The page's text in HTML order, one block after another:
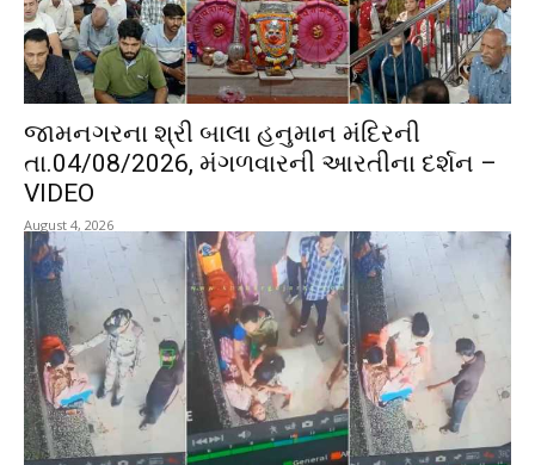
જામનગરના શ્રી બાલા હનુમાન મંદિરની
તા.04/08/2026, મંગળવારની આરતીના દર્શન –
VIDEO
August 4, 2026